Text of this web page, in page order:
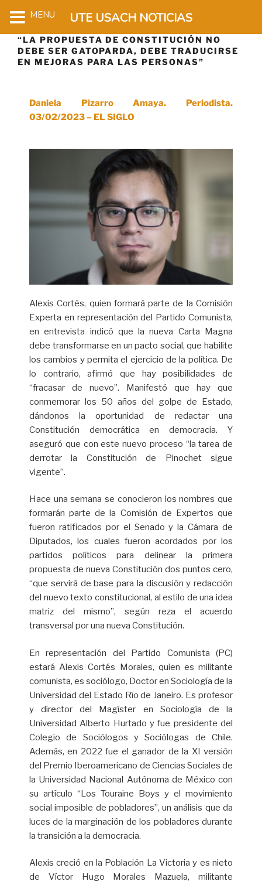
“LA PROPUESTA DE CONSTITUCIÓN NO
DEBE SER GATOPARDA, DEBE TRADUCIRSE
EN MEJORAS PARA LAS PERSONAS”
Daniela Pizarro Amaya. Periodista.
03/02/2023 – EL SIGLO
Alexis Cortés, quien formará parte de la Comisión
Experta en representación del Partido Comunista,
en entrevista indicó que la nueva Carta Magna
debe transformarse en un pacto social, que habilite
los cambios y permita el ejercicio de la política. De
lo contrario, afirmó que hay posibilidades de
“fracasar de nuevo”. Manifestó que hay que
conmemorar los 50 años del golpe de Estado,
dándonos la oportunidad de redactar una
Constitución democrática en democracia. Y
aseguró que con este nuevo proceso “la tarea de
derrotar la Constitución de Pinochet sigue
vigente”.
Hace una semana se conocieron los nombres que
formarán parte de la Comisión de Expertos que
fueron ratificados por el Senado y la Cámara de
Diputados, los cuales fueron acordados por los
partidos políticos para delinear la primera
propuesta de nueva Constitución dos puntos cero,
“que servirá de base para la discusión y redacción
del nuevo texto constitucional, al estilo de una idea
matriz del mismo”, según reza el acuerdo
transversal por una nueva Constitución.
En representación del Partido Comunista (PC)
estará Alexis Cortés Morales, quien es militante
comunista, es sociólogo, Doctor en Sociología de la
Universidad del Estado Río de Janeiro. Es profesor
y director del Magíster en Sociología de la
Universidad Alberto Hurtado y fue presidente del
Colegio de Sociólogos y Sociólogas de Chile.
Además, en 2022 fue el ganador de la XI versión
del Premio Iberoamericano de Ciencias Sociales de
la Universidad Nacional Autónoma de México con
su artículo “Los Touraine Boys y el movimiento
social imposible de pobladores”, un análisis que da
luces de la marginación de los pobladores durante
la transición a la democracia.
Alexis creció en la Población La Victoria y es nieto
de Víctor Hugo Morales Mazuela, militante
MENU UTE USACH NOTICIAS